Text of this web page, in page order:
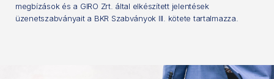
megbízások és a GIRO Zrt. által elkészített jelentések
üzenetszabványait a BKR Szabványok III. kötete tartalmazza.